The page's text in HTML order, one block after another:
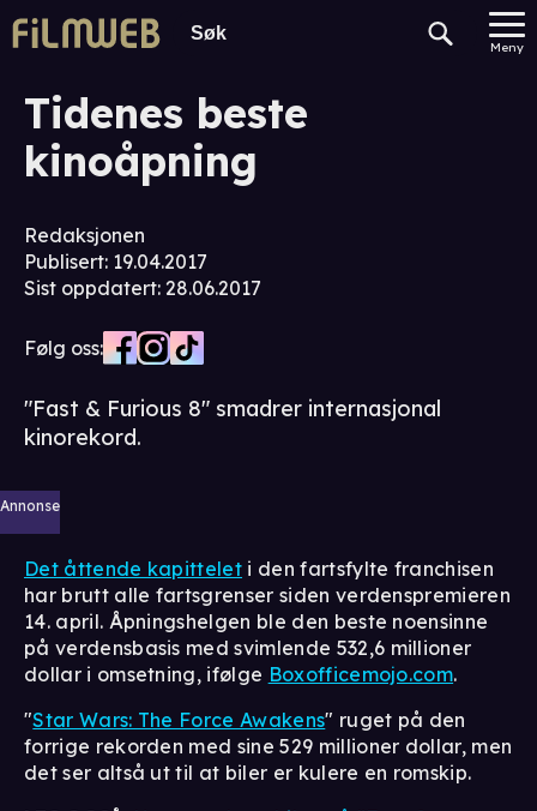
Meny
Tidenes beste
kinoåpning
Redaksjonen
Publisert: 19.04.2017
Sist oppdatert: 28.06.2017
Følg oss:
"Fast & Furious 8" smadrer internasjonal
kinorekord.
Annonse
Det åttende kapittelet i den fartsfylte franchisen
har brutt alle fartsgrenser siden verdenspremieren
14. april. Åpningshelgen ble den beste noensinne
på verdensbasis med svimlende 532,6 millioner
dollar i omsetning, ifølge Boxofficemojo.com.
"Star Wars: The Force Awakens" ruget på den
forrige rekorden med sine 529 millioner dollar, men
det ser altså ut til at biler er kulere en romskip.